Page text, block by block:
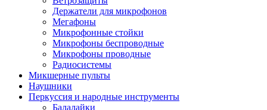
Держатели для микрофонов
Мегафоны
Микрофонные стойки
Микрофоны беспроводные
Микрофоны проводные
Радиосистемы
Микшерные пульты
Наушники
Перкуссия и народные инструменты
Балалайки